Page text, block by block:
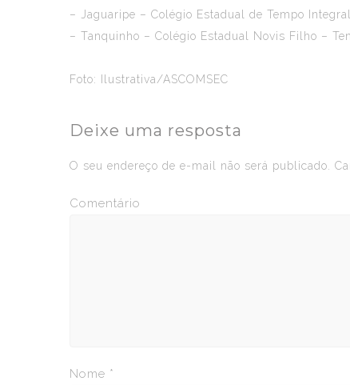
– Jaguaripe – Colégio Estadual de Tempo
– Tanquinho – Colégio Estadual Novis Filho –
Foto: Ilustrativa/ASCOMSEC
Deixe uma resposta
O seu endereço de e-mail não será publicado.
Comentário
Nome *